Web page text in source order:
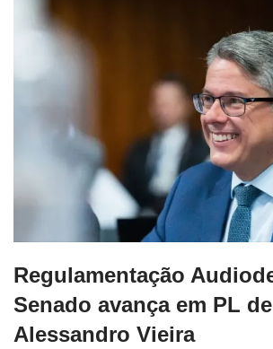
Regulamentação
Senado avança em PL de
Alessandro Vieira